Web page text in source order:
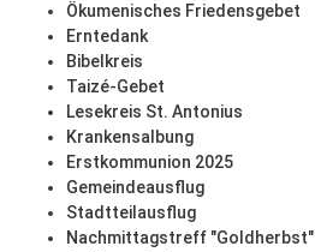
Ökumenisches Friedensgebet
Erntedank
Bibelkreis
Taizé-Gebet
Lesekreis St. Antonius
Krankensalbung
Erstkommunion 2025
Gemeindeausflug
Stadtteilausflug
Nachmittagstreff "Goldherbst"